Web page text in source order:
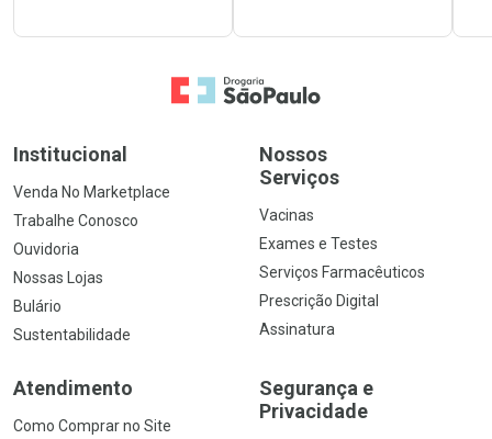
Ir para a Home
Institucional
Venda No Marketplace
Trabalhe Conosco
Ouvidoria
Nossas Lojas
Bulário
Sustentabilidade
Nossos
Serviços
Vacinas
Exames e Testes
Serviços Farmacêuticos
Prescrição Digital
Assinatura
Atendimento
Como Comprar no Site
Segurança e
Privacidade